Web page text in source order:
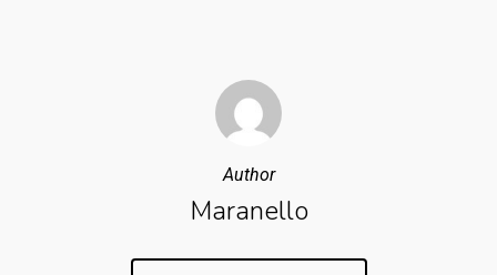
Author
Maranello